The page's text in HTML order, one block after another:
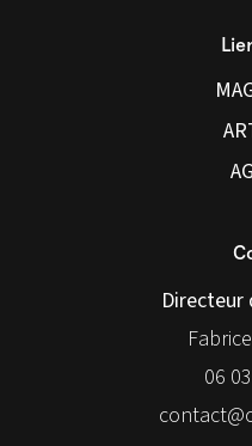
Directeur
06